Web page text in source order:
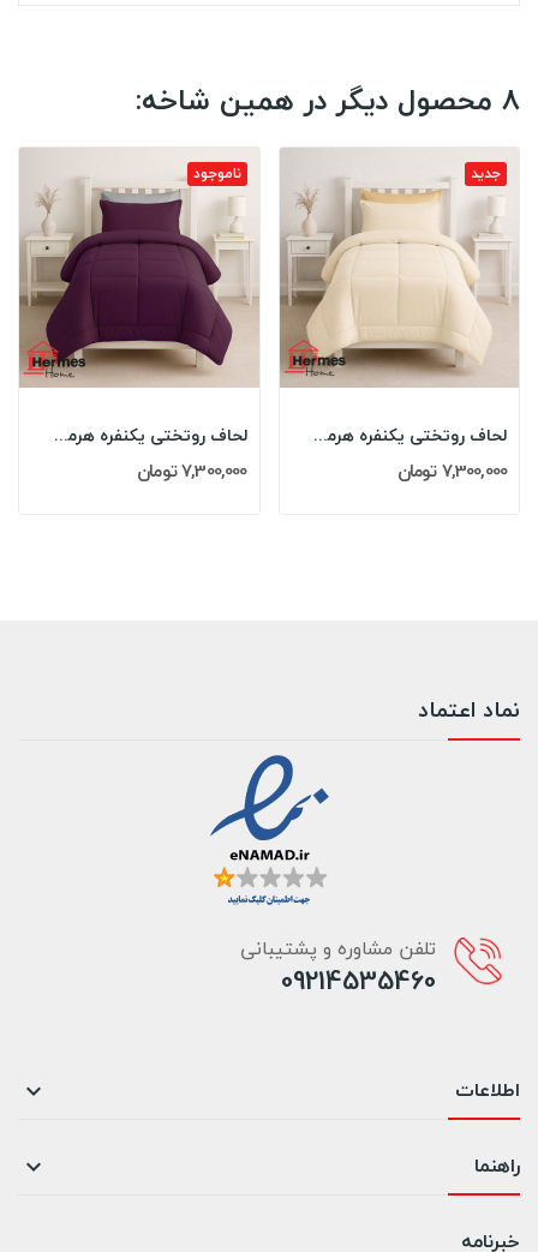
8 محصول دیگر در همین شاخه:
ناموجود
لحاف روتختی یکنفره هرمس HERMES مدل: FLORITA 03
7,300,000 تومان
جدید
لحاف روتختی یکنفره هرمس HERMES مدل: FLORITA 01
7,300,000 تومان
نماد اعتماد
تلفن مشاوره و پشتیبانی
09214535460
اطلاعات 
راهنما 
خبرنامه